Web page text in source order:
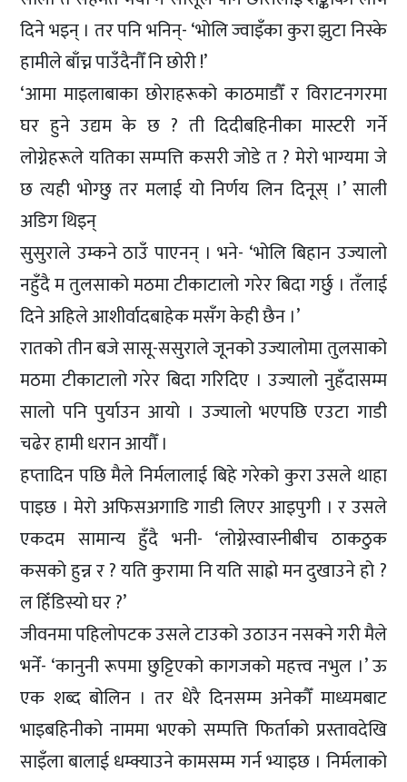
दिने भइन् । तर पनि भनिन्- ‘भोलि ज्वाइँका कुरा झुटा निस्के
हामीले बाँच्न पाउँदैनौँ नि छोरी !’
‘आमा माइलाबाका छोराहरूको काठमाडौँ र विराटनगरमा
घर हुने उद्यम के छ ? ती दिदीबहिनीका मास्टरी गर्ने
लोग्नेहरूले यतिका सम्पत्ति कसरी जोडे त ? मेरो भाग्यमा जे
छ त्यही भोग्छु तर मलाई यो निर्णय लिन दिनूस् ।’ साली
अडिग थिइन्
सुसुराले उम्कने ठाउँ पाएनन् । भने- ‘भोलि बिहान उज्यालो
नहुँदै म तुलसाको मठमा टीकाटालो गरेर बिदा गर्छु । तँलाई
दिने अहिले आशीर्वादबाहेक मसँग केही छैन ।’
रातको तीन बजे सासू-ससुराले जूनको उज्यालोमा तुलसाको
मठमा टीकाटालो गरेर बिदा गरिदिए । उज्यालो नुहँदासम्म
सालो पनि पुर्याउन आयो । उज्यालो भएपछि एउटा गाडी
चढेर हामी धरान आयौँ ।
हप्तादिन पछि मैले निर्मलालाई बिहे गरेको कुरा उसले थाहा
पाइछ । मेरो अफिसअगाडि गाडी लिएर आइपुगी । र उसले
एकदम सामान्य हुँदै भनी- ‘लोग्नेस्वास्नीबीच ठाकठुक
कसको हुन्न र ? यति कुरामा नि यति साह्रो मन दुखाउने हो ?
ल हिँडिस्यो घर ?’
जीवनमा पहिलोपटक उसले टाउको उठाउन नसक्ने गरी मैले
भनेँ- ‘कानुनी रूपमा छुट्टिएको कागजको महत्त्व नभुल ।’ ऊ
एक शब्द बोलिन । तर धेरै दिनसम्म अनेकौँ माध्यमबाट
भाइबहिनीको नाममा भएको सम्पत्ति फिर्ताको प्रस्तावदेखि
साइँला बालाई धम्क्याउने कामसम्म गर्न भ्याइछ । निर्मलाको